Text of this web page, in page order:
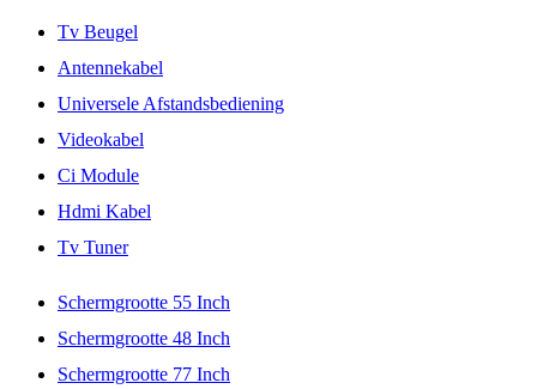
Tv Beugel
Antennekabel
Universele Afstandsbediening
Videokabel
Ci Module
Hdmi Kabel
Tv Tuner
Schermgrootte 55 Inch
Schermgrootte 48 Inch
Schermgrootte 77 Inch